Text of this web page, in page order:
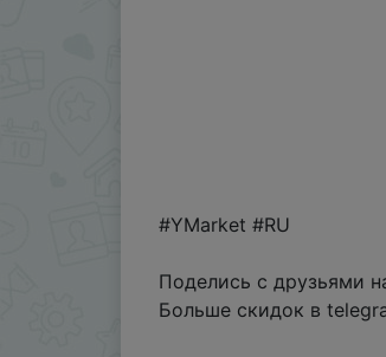
#YMarket #RU
Поделись с друзьями
Больше скидок в